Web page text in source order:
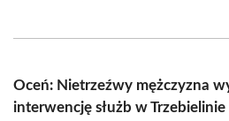
Oceń: Nietrzeźwy mężczyzna
interwencję służb w Trzebielinie